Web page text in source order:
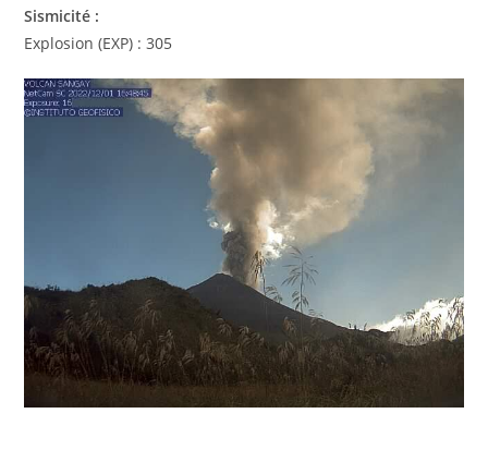
Sismicité :
Explosion (EXP) : 305